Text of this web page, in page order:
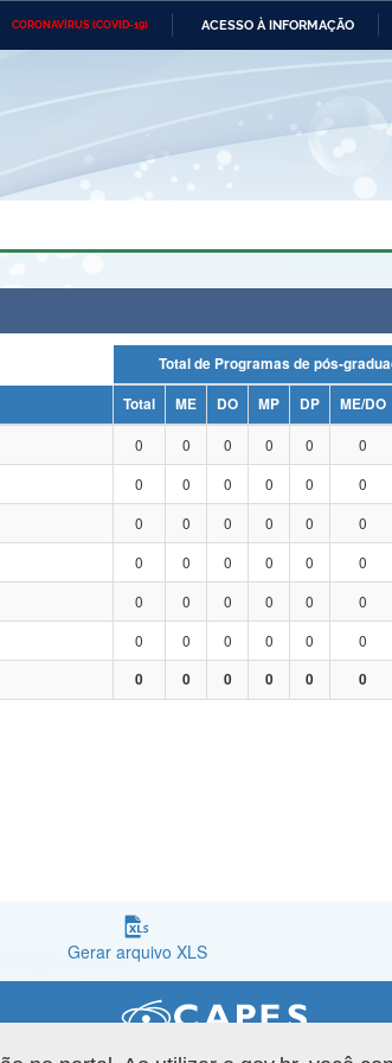
CORONAVÍRUS (COVID-19) ACESSO À INFORMAÇÃO
Ministério das Relações
e
da União Banco Central do Brasil
Total de Programas de pós-
Total ME DO MP DP ME/DO
0 0 0 0 0 0
0 0 0 0 0 0
0 0 0 0 0 0
0 0 0 0 0 0
0 0 0 0 0 0
0 0 0 0 0 0
0 0 0 0 0 0
Gerar arquivo XLS